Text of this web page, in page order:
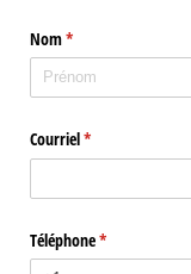
Nom*
(requis)
Courriel*
(requis)
Téléphone*
(requis)